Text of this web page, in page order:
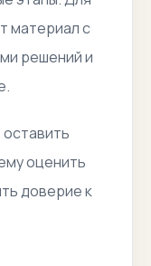
материал с
решений и
оценить
доверие к